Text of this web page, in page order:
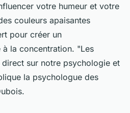
votre humeur et votre
couleurs apaisantes
pour créer un
la concentration. "Les
sur notre psychologie et
la psychologue des